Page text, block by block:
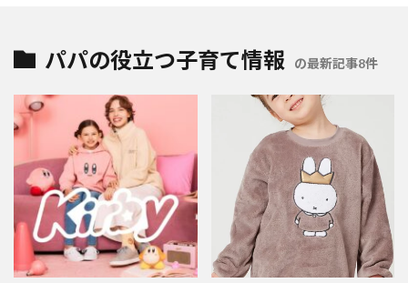
パパの役立つ子育て情報 の最新記事8件